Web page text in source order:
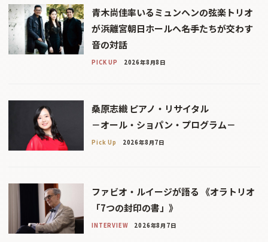
青木尚佳率いるミュンヘンの弦楽トリオ
が浜離宮朝日ホールへ――名手たちが交わす
音の対話
PICK UP 2026年8月8日
桑原志織 ピアノ・リサイタル
－オール・ショパン・プログラム－
Pick Up 2026年8月7日
ファビオ・ルイージが語る 《オラトリオ
「7つの封印の書」》
INTERVIEW 2026年8月7日